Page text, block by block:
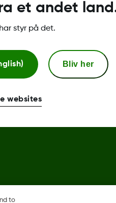
to
et andet
styr på det.
Bliv her
websites